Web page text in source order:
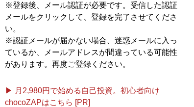
※登録後、メール認証が必要です。受信した認証
メールをクリックして、登録を完了させてくださ
い。
※認証メールが届かない場合、迷惑メールに入っ
ているか、メールアドレスが間違っている可能性
があります。再度ご登録ください。
▶ 月2,980円で始める自己投資。初心者向け
chocoZAPはこちら [PR]